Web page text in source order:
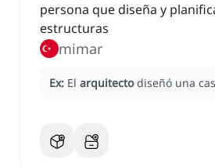
persona que diseña y
estructuras
mimar
Ex: El arquitecto diseñó una